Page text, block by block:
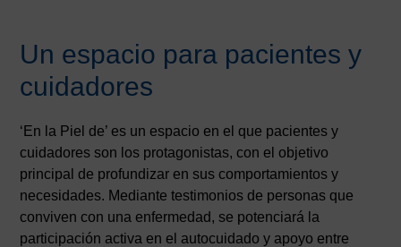
Un espacio para pacientes y
cuidadores
‘En la Piel de’ es un espacio en el que pacientes y
cuidadores son los protagonistas, con el objetivo
principal de profundizar en sus comportamientos y
necesidades. Mediante testimonios de personas que
conviven con una enfermedad, se potenciará la
participación activa en el autocuidado y apoyo entre